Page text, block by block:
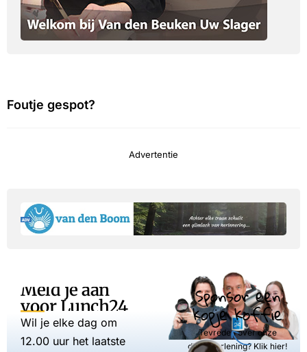
Foutje gespot?
Advertentie
Meld je aan
voor Lunch24
Wil je elke dag om
12.00 uur het laatste
Sponsor een
kopje koffie
Tevreden over onze
dienstverlening? Klik hier!